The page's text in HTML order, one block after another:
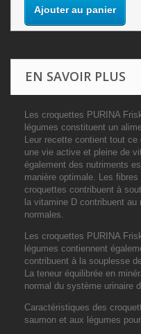
Ajouter au panier
EN SAVOIR PLUS
Les croquettes PURINA
légumes constituent un
Leur recette contient tout
une vie active et pleine de
également des nutriments
manière optimale. Les fibres
croquettes contribuent à
la vitamine D contribuent au
normales.
Les croquettes PURINA
légumes contiennent
contribuent à la souplesse
La teneur équilibrée en
normal du système urinaire
Caractéristiques des
saumon et aux légumes